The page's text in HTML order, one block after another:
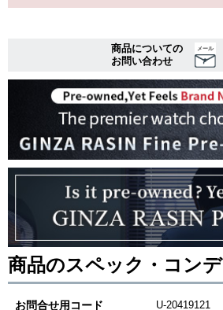
商品についての
お問い合わせ
メール
商品のスペック・コン
お問合せ用コード U-20419121